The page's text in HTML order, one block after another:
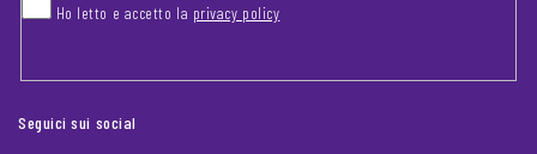
Ho letto e accetto la privacy policy
Seguici sui social